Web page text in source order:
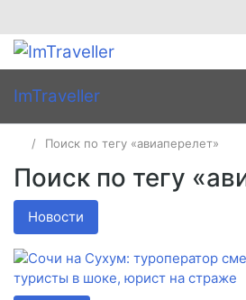
ImTraveller
Поиск по тегу «авиаперелет»
Поиск по тегу
Новости